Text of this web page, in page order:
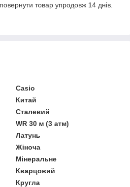
товар упродовж 14 днів.
Casio
Китай
Сталевий
WR 30 м (3 атм)
Латунь
Жіноча
Мінеральне
Кварцовий
Кругла